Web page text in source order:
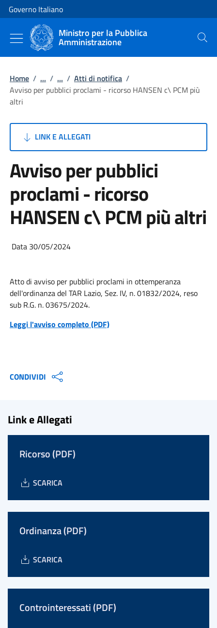
Vai al contenuto
Vai alla navigazione del sito
Governo Italiano
Ministro per la Pubblica
Amministrazione Cerca
Home / ... / ... / Atti di notifica /
Avviso per pubblici proclami - ricorso HANSEN c\ PCM più
altri
LINK E ALLEGATI
Avviso per pubblici
proclami - ricorso
HANSEN c\ PCM più altri
Data 30/05/2024
Atto di avviso per pubblici proclami in ottemperanza
dell'ordinanza del TAR Lazio, Sez. IV, n. 01832/2024, reso
sub R.G. n. 03675/2024.
Leggi l'avviso completo (PDF)
CONDIVIDI
Link e Allegati
Ricorso (PDF)
SCARICA
Ordinanza (PDF)
SCARICA
Controinteressati (PDF)